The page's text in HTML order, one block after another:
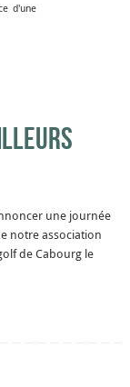
d'une
une journée
notre association
de Cabourg le